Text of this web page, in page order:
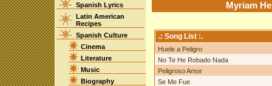
Spanish Lyrics
Latin American
Recipes
Spanish Culture
Cinema
Literature
Music
Biography
Myriam
.: Song List :.
Huele a Peligro
No Te He Robado Nada
Peligroso Amor
Se Me Fue